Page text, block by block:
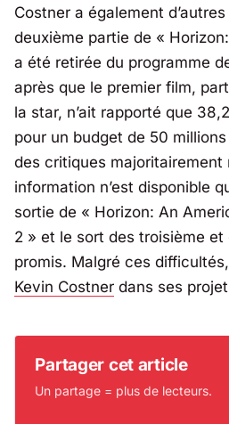
Costner a également
deuxième partie de «
a été retirée du programme
après que le premier film,
la star, n’ait rapporté que
pour un budget de 50
des critiques majoritairement
information n’est disponible
sortie de « Horizon: An
2 » et le sort des troisième
promis. Malgré ces
Kevin Costner dans ses
Partager cet article
Un partage = plus de lecteurs.